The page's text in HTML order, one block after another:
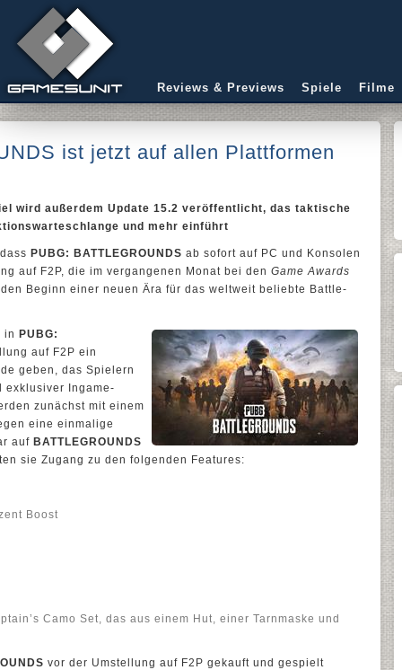
Reviews & Previews Spiele Filme
ist jetzt auf allen Plattformen
wird außerdem Update 15.2 veröffentlicht, das taktische
und mehr einführt
PUBG: BATTLEGROUNDS ab sofort auf PC und Konsolen
auf F2P, die im vergangenen Monat bei den Game Awards
Beginn einer neuen Ära für das weltweit beliebte Battle-
in PUBG:
auf F2P ein
geben, das Spielern
exklusiver Ingame-
zunächst mit einem
eine einmalige
auf BATTLEGROUNDS
sie Zugang zu den folgenden Features:
Boost
Camo Set, das aus einem Hut, einer Tarnmaske und
vor der Umstellung auf F2P gekauft und gespielt